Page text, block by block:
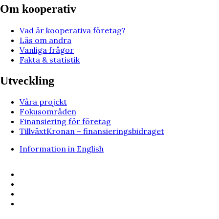
Om kooperativ
Vad är kooperativa företag?
Läs om andra
Vanliga frågor
Fakta & statistik
Utveckling
Våra projekt
Fokusområden
Finansiering för företag
TillväxtKronan – finansieringsbidraget
Information in English